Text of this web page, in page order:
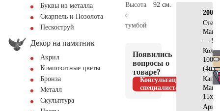
Буквы из металла
Скарпель и Позолота
Пескоструй
Декор на памятник
Акрил
Композитные цветы
Бронза
Металл
Скульптура
Высота
с
тумбой
92 см.
Появились
вопросы о
товаре?
Консультация
специалиста
Стела
—
(4шт)
Арка